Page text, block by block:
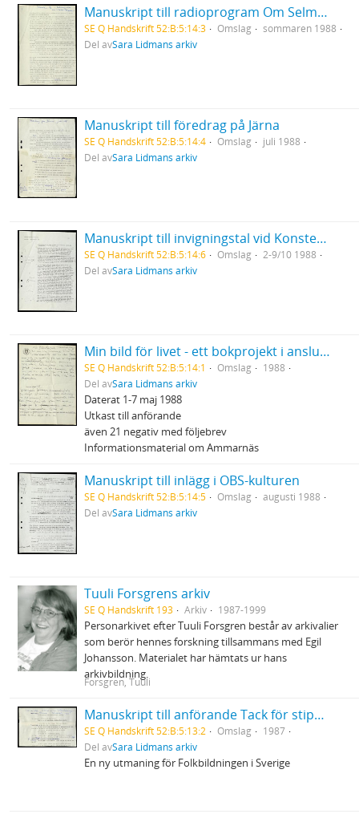
Manuskript till radioprogram Om Selma Lagerlöf i Radions serie om svenska romaner
SE Q Handskrift 52:B:5:14:3 Omslag
sommaren 1988
Del avSara Lidmans arkiv
Manuskript till föredrag på Järna
SE Q Handskrift 52:B:5:14:4 Omslag
juli 1988
Del avSara Lidmans arkiv
Manuskript till invigningstal vid Konstens vecka i Strömstad
SE Q Handskrift 52:B:5:14:6 Omslag
2-9/10 1988
Del avSara Lidmans arkiv
Min bild för livet - ett bokprojekt i anslutning till Cancerfondens Rädda Livet - vecka
SE Q Handskrift 52:B:5:14:1 Omslag
1988
Del avSara Lidmans arkiv
Daterat 1-7 maj 1988
Utkast till anförande
även 21 negativ med följebrev
Informationsmaterial om Ammarnäs
Manuskript till inlägg i OBS-kulturen
SE Q Handskrift 52:B:5:14:5 Omslag
augusti 1988
Del avSara Lidmans arkiv
Tuuli Forsgrens arkiv
SE Q Handskrift 193 Arkiv 1987-1999
Personarkivet efter Tuuli Forsgren består av arkivalier
som berör hennes forskning tillsammans med Egil
Johansson. Materialet har hämtats ur hans
arkivbildning.
Forsgren, Tuuli
Manuskript till anförande Tack för stipendium utdelat av Svenska Folkbildningsförbundet i Halmstad
SE Q Handskrift 52:B:5:13:2 Omslag
1987
Del avSara Lidmans arkiv
En ny utmaning för Folkbildningen i Sverige